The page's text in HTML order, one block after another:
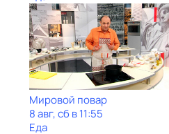
Мировой повар
8 авг, сб в 11:55
Еда